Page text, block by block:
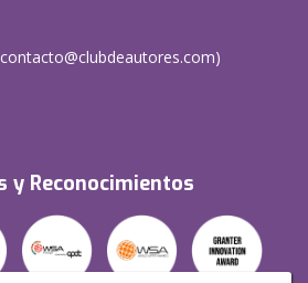
contacto@clubdeautores.com)
y Reconocimientos